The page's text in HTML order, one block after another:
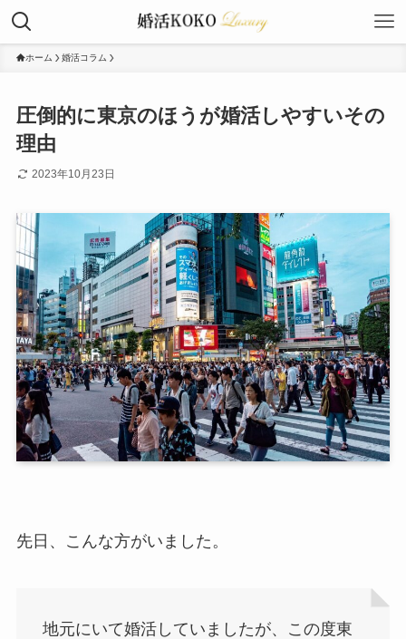
ホーム 婚活コラム
圧倒的に東京のほうが婚活しやすいその
理由
2023年10月23日
先日、こんな方がいました。
地元にいて婚活していましたが、この度東